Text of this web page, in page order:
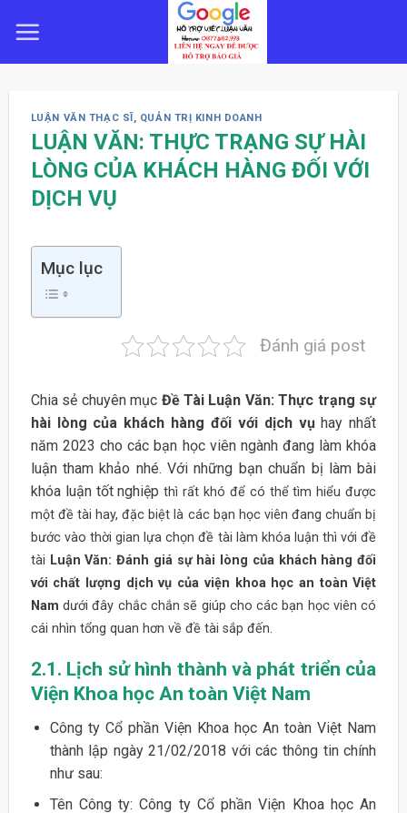
LUẬN VĂN THẠC SĨ , QUẢN TRỊ KINH DOANH
LUẬN VĂN: THỰC TRẠNG SỰ HÀI
LÒNG CỦA KHÁCH HÀNG ĐỐI VỚI
DỊCH VỤ
Mục lục
Đánh giá post
Chia sẻ chuyên mục Đề Tài Luận Văn: Thực trạng sự
hài lòng của khách hàng đối với dịch vụhay nhất
năm 2023 cho các bạn học viên ngành đang làm khóa
luận tham khảo nhé. Với những bạn chuẩn bị làm bài
khóa luận tốt nghiệp thì rất khó để có thể tìm hiểu được
một đề tài hay, đặc biệt là các bạn học viên đang chuẩn bị
bước vào thời gian lựa chọn đề tài làm khóa luận thì với đề
tài Luận Văn: Đánh giá sự hài lòng của khách hàng đối
với chất lượng dịch vụ của viện khoa học an toàn Việt
Namdưới đây chắc chắn sẽ giúp cho các bạn học viên có
cái nhìn tổng quan hơn về đề tài sắp đến.
2.1. Lịch sử hình thành và phát triển của
Viện Khoa học An toàn Việt Nam
Công ty Cổ phần Viện Khoa học An toàn Việt Nam
thành lập ngày 21/02/2018 với các thông tin chính
như sau:
Tên Công ty: Công ty Cổ phần Viện Khoa học An